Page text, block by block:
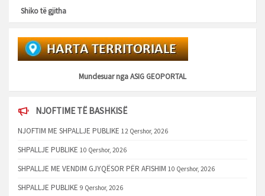
Shiko të gjitha
Mundesuar ngaASIG GEOPORTAL
NJOFTIME TË BASHKISË
NJOFTIM ME SHPALLJE PUBLIKE 12 Qershor, 2026
SHPALLJE PUBLIKE 10 Qershor, 2026
SHPALLJE ME VENDIM GJYQËSOR PËR AFISHIM 10 Qershor, 2026
SHPALLJE PUBLIKE 9 Qershor, 2026